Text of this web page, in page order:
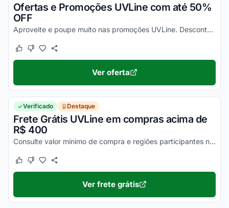
Ofertas e Promoções UVLine com até 50%
OFF
Aproveite e poupe muito nas promoções UVLine. Descontos já ativos, não precisa de cupom UVLine para desfrutar dessa economia.
Este cupom funcionou
Este cupom não funcionou
Ver oferta
Verificado Destaque
Frete Grátis UVLine em compras acima de
R$ 400
Consulte valor mínimo de compra e regiões participantes no site para essa condição e poupe agora.
Este cupom funcionou
Este cupom não funcionou
Ver frete grátis